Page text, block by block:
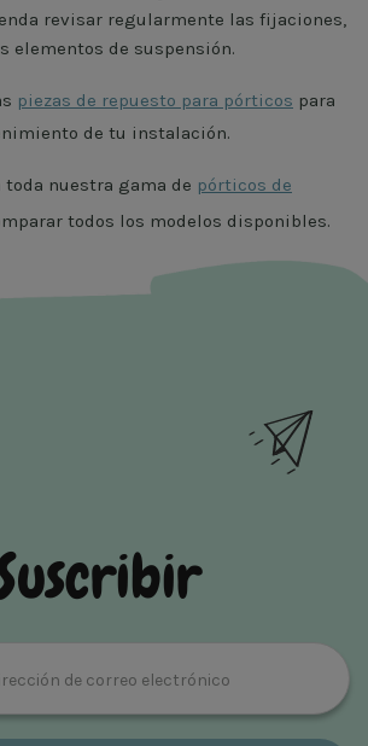
revisar regularmente las fijaciones,
elementos de suspensión.
piezas de repuesto para pórticos para
de tu instalación.
nuestra gama de pórticos de
todos los modelos disponibles.